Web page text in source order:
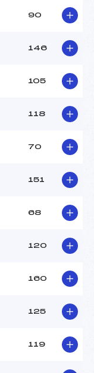
CAMILLE (AP)
BEAU
13H30
BAPTISTE (AP)
TURC MAHE (AP)
-2
-2
90
146
105
118
70
151
68
120
160
125
119